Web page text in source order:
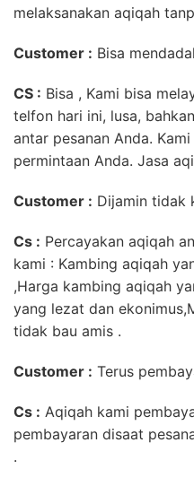
melaksanakan aqiqah
Customer : Bisa
CS : Bisa , Kami bisa
telfon hari ini, lusa,
antar pesanan Anda.
permintaan Anda. Jasa
Customer : Dijamin tidak
Cs : Percayakan aqiqah
kami : Kambing aqiqah
,Harga kambing aqiqah
yang lezat dan
tidak bau amis .
Customer : Terus
Cs : Aqiqah kami
pembayaran disaat
.